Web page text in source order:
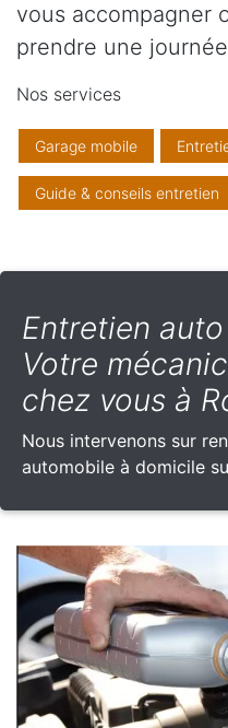
vous accompagner
prendre une
Nos services
Garage mobile
Guide & conseils entretien
Entretien
Votre
chez vous à
Nous intervenons sur
automobile à domicile